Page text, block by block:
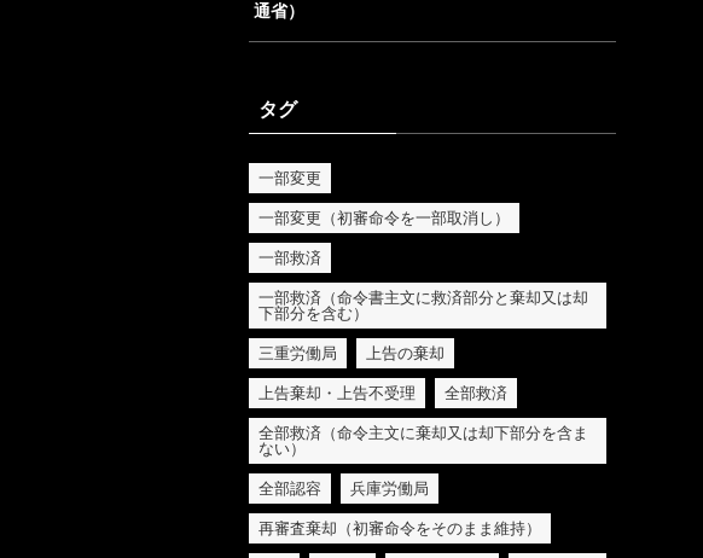
通省）
タグ
一部変更
一部変更（初審命令を一部取消し）
一部救済
一部救済（命令書主文に救済部分と棄却又は却
下部分を含む）
三重労働局 上告の棄却
上告棄却・上告不受理 全部救済
全部救済（命令主文に棄却又は却下部分を含ま
ない）
全部認容 兵庫労働局
再審査棄却（初審命令をそのまま維持）